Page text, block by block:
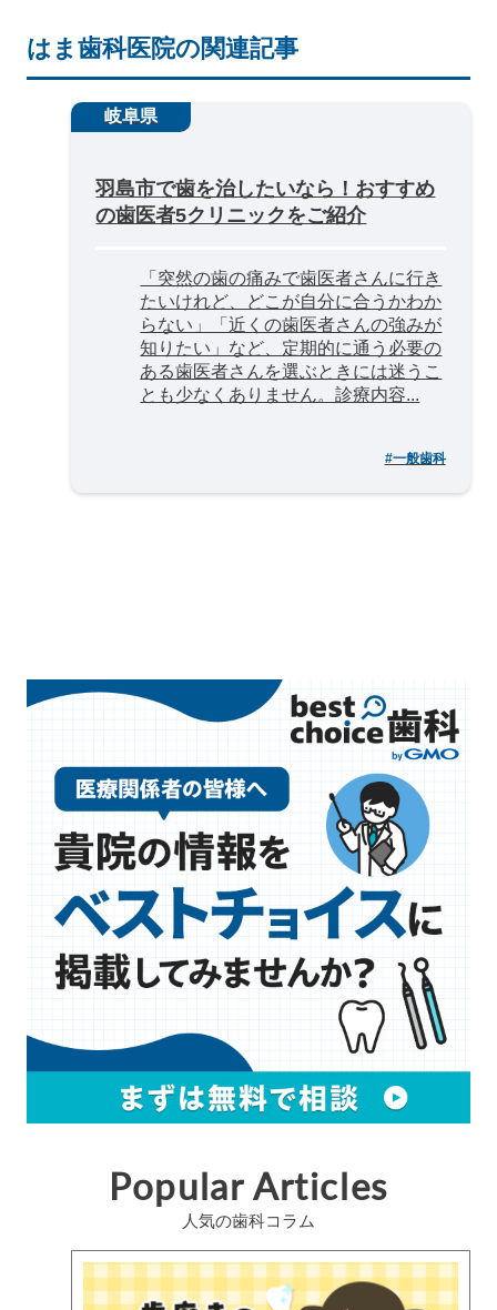
はま歯科医院の関連記事
岐阜県
羽島市で歯を治したいなら！おすすめ
の歯医者5クリニックをご紹介
「突然の歯の痛みで歯医者さんに行き
たいけれど、どこが自分に合うかわか
らない」「近くの歯医者さんの強みが
知りたい」など、定期的に通う必要の
ある歯医者さんを選ぶときには迷うこ
とも少なくありません。診療内容...
#一般歯科
Popular Articles
人気の歯科コラム